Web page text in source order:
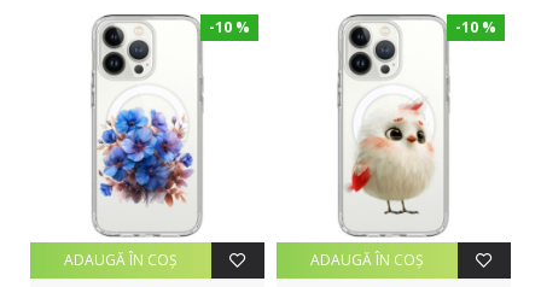
-10 %
ADAUGĂ ÎN COŞ
-10 %
ADAUGĂ ÎN COŞ